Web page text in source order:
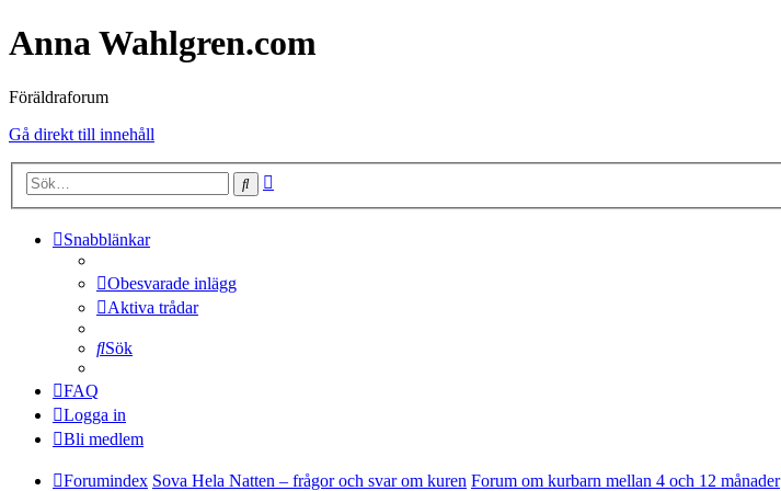
Anna Wahlgren.com
Föräldraforum
Gå direkt till innehåll
Sök
Snabblänkar
Obesvarade inlägg
Aktiva trådar
Sök
FAQ
Logga in
Bli medlem
Forumindex Sova Hela Natten – frågor och svar om kuren Forum om kurbarn mellan 4 och 12 månader